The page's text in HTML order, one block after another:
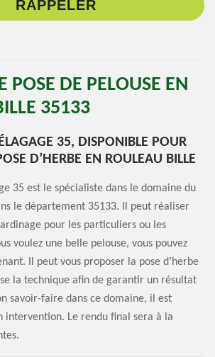
POSE DE PELOUSE EN
35133
35, DISPONIBLE POUR
D’HERBE EN ROULEAU BILLE
35 est le spécialiste dans le domaine du
le département 35133. Il peut réaliser
pour les particuliers ou les
voulez une belle pelouse, vous pouvez
Il peut vous proposer la pose d’herbe
la technique afin de garantir un résultat
savoir-faire dans ce domaine, il est
intervention. Le rendu final sera à la